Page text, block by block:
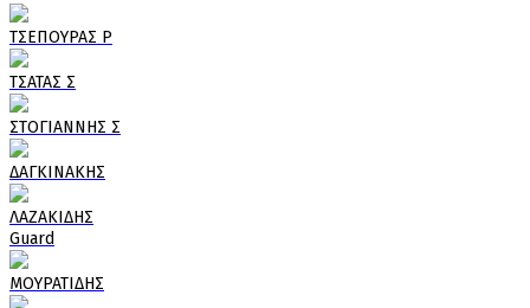
ΤΣΕΠΟΥΡΑΣ Ρ
ΤΣΑΤΑΣ Σ
ΣΤΟΓΙΑΝΝΗΣ Σ
ΔΑΓΚΙΝΑΚΗΣ
ΛΑΖΑΚΙΔΗΣ
Guard
ΜΟΥΡΑΤΙΔΗΣ